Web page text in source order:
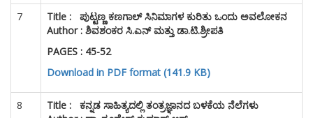
7 Title :ಪುಟ್ಟಣ್ಣ ಕಣಗಾಲ್ ಸಿನಿಮಾಗಳ ಕುರಿತು ಒಂದು ಅವಲೋಕನ
Author : ಶಿವಶಂಕರ ಸಿ.ಎನ್ ಮತ್ತು ಡಾ.ಟಿ.ಶ್ರೀಪತಿ
8 Title :ಕನ್ನಡ ಸಾಹಿತ್ಯದಲ್ಲಿ ತಂತ್ರಜ್ಞಾನದ ಬಳಕೆಯ ನೆಲೆಗಳು
Author : ಡಾ. ರೂಪೇಶ್ ಕುಮಾರ್ ಆರ್